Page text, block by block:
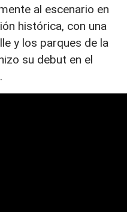
al escenario en
histórica, con una
y los parques de la
su debut en el